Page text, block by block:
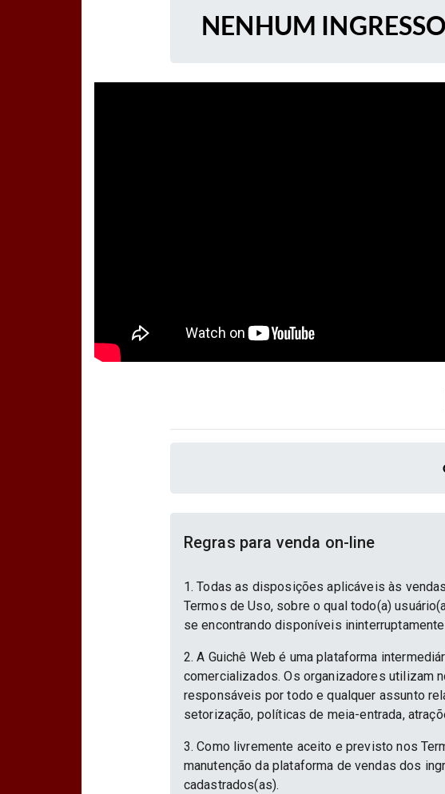
NENHUM
Regras para venda on-line
1. Todas as disposições aplicáveis às
Termos de Uso, sobre o qual todo(a)
se encontrando disponíveis
2. A Guichê Web é uma plataforma
comercializados. Os organizadores utilizam
responsáveis por todo e qualquer assunto
setorização, políticas de meia-entrada,
3. Como livremente aceito e previsto nos
manutenção da plataforma de vendas dos
cadastrados(as).